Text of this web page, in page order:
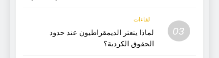
03
لقاءات
لماذا يتعثر الديمقراطيون عند حدود
الحقوق الكردية؟